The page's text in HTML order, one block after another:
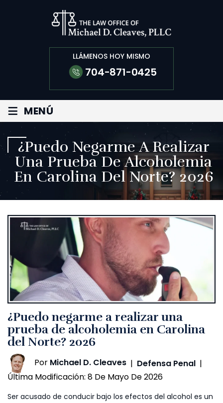
LLÁMENOS HOY MISMO
704-871-0425
≡ MENÚ
¿Puedo Negarme A Realizar
Una Prueba De Alcoholemia
En Carolina Del Norte? 2026
¿Puedo negarme a realizar una
prueba de alcoholemia en Carolina
del Norte? 2026
Por Michael D. Cleaves | Defensa Penal |
Última Modificación: 8 De Mayo De 2026
Ser acusado de conducir bajo los efectos del alcohol es un